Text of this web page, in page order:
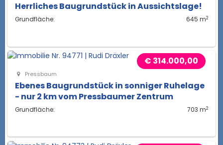
Herrliches Baugrundstück in Aussichtslage!
Grundfläche: 645 m2
€ 314.000,00
Pressbaum
Ebenes Baugrundstück in sonniger Ruhelage
- nur 2 km vom Pressbaumer Zentrum
Grundfläche: 703 m2